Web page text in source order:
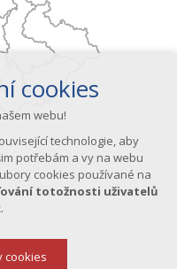
cookies
webu!
technologie, aby
potřebám a vy na webu
cookies používané na
totožnosti uživatelů
.
cookies